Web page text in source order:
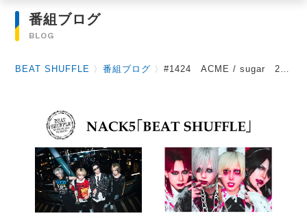
番組ブログ
BLOG
BEAT SHUFFLE 〉番組ブログ 〉#1424 ACME / sugar 2026.5.8